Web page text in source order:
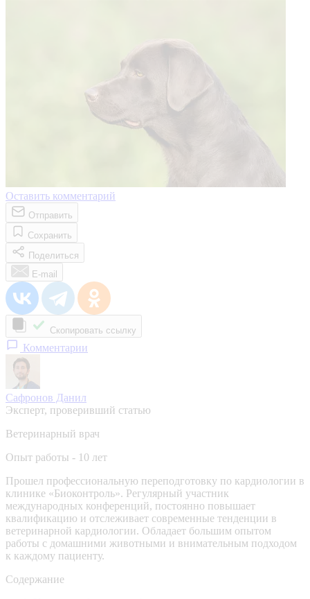
Оставить комментарий
Отправить
Сохранить
Поделиться
E-mail
Скопировать ссылку
Комментарии
Сафронов Данил
Эксперт, проверивший статью
Ветеринарный врач
Опыт работы - 10 лет
Прошел профессиональную переподготовку по кардиологии в
клинике «Биоконтроль». Регулярный участник
международных конференций, постоянно повышает
квалификацию и отслеживает современные тенденции в
ветеринарной кардиологии. Обладает большим опытом
работы с домашними животными и внимательным подходом
к каждому пациенту.
Содержание